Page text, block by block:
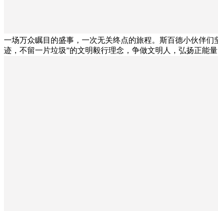
一场万众瞩目的盛事，一次无关终点的旅程。斯百德小伙伴们
迹，不留一片垃圾”的文明毅行理念，争做文明人，弘扬正能